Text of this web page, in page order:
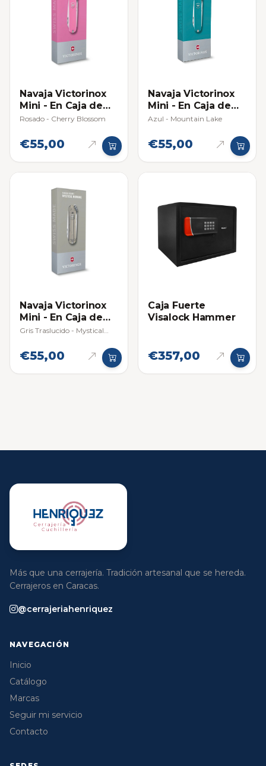
Navaja Victorinox
Mini - En Caja de
Regalo
Rosado - Cherry Blossom
€55,00
Navaja Victorinox
Mini - En Caja de
Regalo
Azul - Mountain Lake
€55,00
Navaja Victorinox
Mini - En Caja de
Regalo
Gris Traslucido - Mystical
€55,00
Caja Fuerte
Visalock Hammer
€357,00
Más que una cerrajería. Tradición artesanal que se hereda.
Cerrajeros en Caracas.
@cerrajeriahenriquez
NAVEGACIÓN
Inicio
Catálogo
Marcas
Seguir mi servicio
Contacto